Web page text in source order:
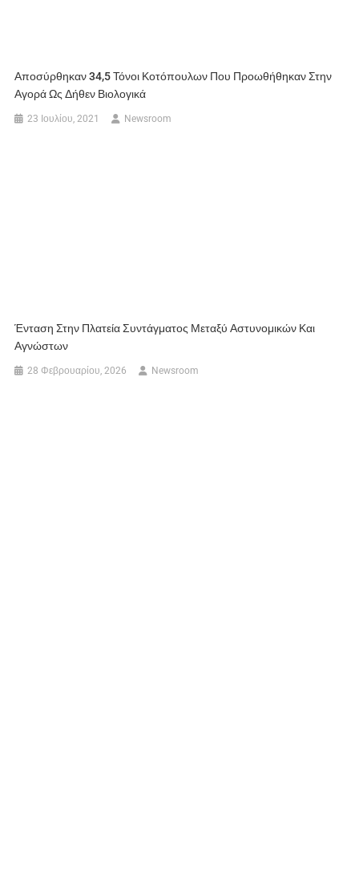
Αποσύρθηκαν 34,5 Τόνοι Κοτόπουλων Που Προωθήθηκαν Στην
Αγορά Ως Δήθεν Βιολογικά
23 Ιουλίου, 2021 Newsroom
Ένταση Στην Πλατεία Συντάγματος Μεταξύ Αστυνομικών Και
Αγνώστων
28 Φεβρουαρίου, 2026 Newsroom